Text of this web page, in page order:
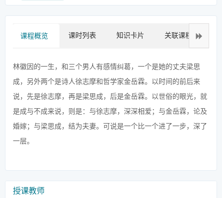
课程概览 课时列表 知识卡片 关联课程
林徽因的一生，和三个男人有感情纠葛，一个是她的丈夫梁思
成，另外两个是诗人徐志摩和哲学家金岳霖。以时间的前后来
说，先是徐志摩，再是梁思成，后是金岳霖。以世俗的眼光，就
是成与不成来说，则是：与徐志摩，深深相爱；与金岳霖，论及
婚嫁；与梁思成，结为夫妻。可说是一个比一个进了一步，深了
一层。
授课教师